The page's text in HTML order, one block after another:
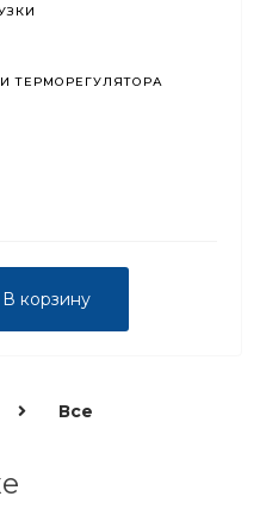
ТЕРМОРЕГУЛЯТОРА
В корзину
Все